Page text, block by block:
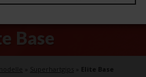
Base
Superhartgips Elite Base